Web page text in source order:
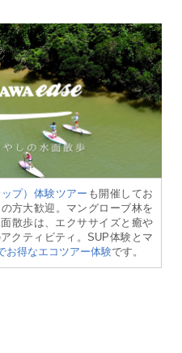
プ）体験ツアー も開催してお
方大歓迎。マングローブ林を
散歩は、エクササイズと癒や
クティビティ。SUP体験とマ
お得なエコツアー体験です。